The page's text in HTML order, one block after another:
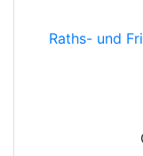
Raths- und